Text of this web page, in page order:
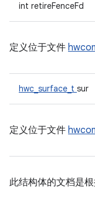
int retireFenceFd
定义位于文件
hwc_surface_t sur
定义位于文件
此结构体的文档是